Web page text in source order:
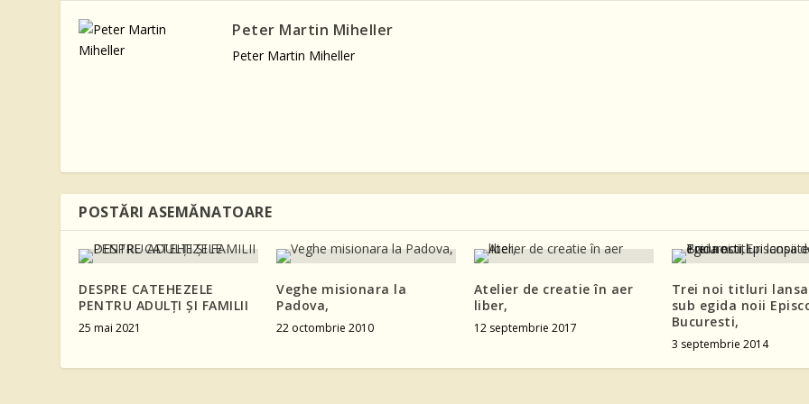
Peter Martin Miheller
Peter Martin Miheller
POSTĂRI ASEMĂNATOARE
DESPRE CATEHEZELE
PENTRU ADULŢI ŞI FAMILII
25 mai 2021
Veghe misionara la
Padova,
22 octombrie 2010
Atelier de creatie în aer
liber,
12 septembrie 2017
Trei noi titluri
sub egida noii
Bucuresti,
3 septembrie 2014